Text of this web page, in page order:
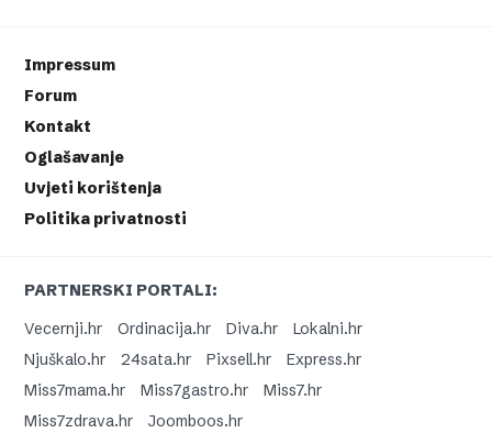
Impressum
Forum
Kontakt
Oglašavanje
Uvjeti korištenja
Politika privatnosti
PARTNERSKI PORTALI:
Vecernji.hr
Ordinacija.hr Diva.hr
Lokalni.hr
Njuškalo.hr
24sata.hr Pixsell.hr
Express.hr
Miss7mama.hr
Miss7gastro.hr
Miss7.hr
Miss7zdrava.hr
Joomboos.hr